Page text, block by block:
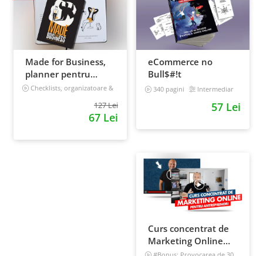
Made for Business,
planner pentru
afaceri & viata,
Checklists, organizatoare &
127 Lei
67 Lei
eCommerce no
Bull$#!t
340 pagini Intermediar
57 Lei
Curs concentrat de
Marketing Online
pentru antreprenori